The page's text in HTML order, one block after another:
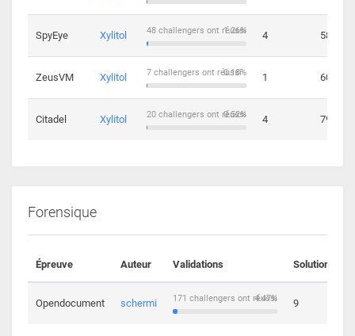
SpyEye Xylitol 1.26%
48 challengers ont réussi 4 58
ZeusVM Xylitol 0.18%
7 challengers ont réussi 1 60
Citadel Xylitol 0.52%
20 challengers ont réussi 4 79
Forensique
Épreuve Auteur Validations Solutions
Opendocument schermi 4.47%
171 challengers ont réussi 9